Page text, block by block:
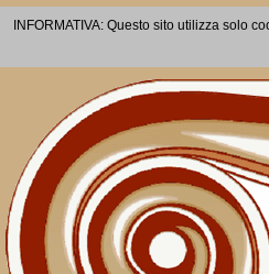
INFORMATIVA: Questo sito utilizza solo